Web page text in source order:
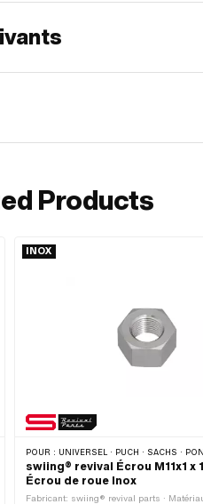
Products
INOX
POUR : UNIVERSEL · PUCH · SACHS · PONY / CILO (BÊTA 521 & 512) ·
swiing® revival Écrou M11x1 x
Écrou de roue Inox
Fabricant: swiing® revival parts ·